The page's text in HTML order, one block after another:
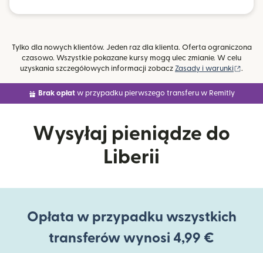
Tylko dla nowych klientów. Jeden raz dla klienta. Oferta ograniczona
czasowo. Wszystkie pokazane kursy mogą ulec zmianie. W celu
uzyskania szczegółowych informacji zobacz Zasady i warunki .
Brak opłatw przypadku pierwszego transferu w Remitly
Wysyłaj pieniądze do
Liberii
Opłata w przypadku wszystkich
transferów wynosi 4,99 €